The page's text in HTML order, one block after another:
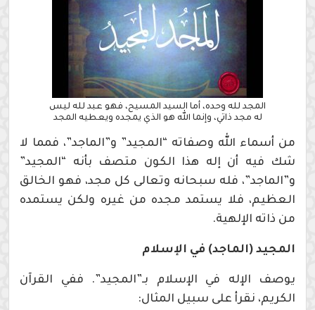
المجد لله وحده، أما السيد المسيح، فهو عبد لله ليس
له مجد ذاتي، وإنما الله هو الذي يمجده ويعطيه المجد
من أسماء الله وصفاته “المجيد” و”الماجد”، فمما لا
شك فيه أن إله هذا الكون متصف بأنه “المجيد”
و”الماجد”، فله سبحانه وتعالى كل مجد، فهو الخالق
العظيم، فلا يستمد مجده من غيره ولكن يستمده
من ذاته الإلهية.
المجيد (الماجد) في الإسلام
يوصف الإله في الإسلام بـ”المجيد”. ففي القرآن
الكريم، نقرأ على سبيل المثال: